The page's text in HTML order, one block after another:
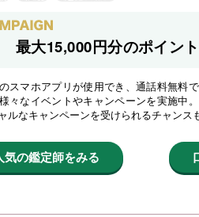
最大15,000円分のポイン
スマホアプリが使用でき、通話料無料
々なイベントやキャンペーンを実施中
ルなキャンペーンを受けられるチャンスも
気の鑑定師をみる